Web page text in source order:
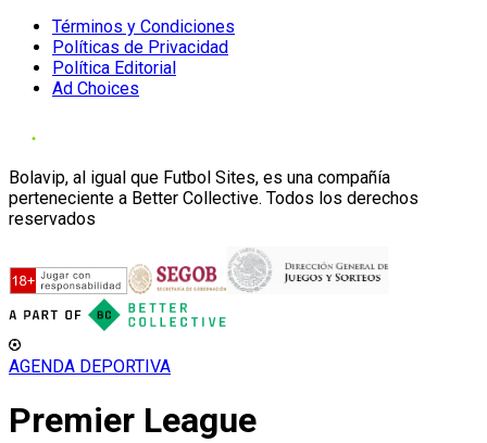
Términos y Condiciones
Políticas de Privacidad
Política Editorial
Ad Choices
Bolavip, al igual que Futbol Sites, es una compañía
perteneciente a Better Collective. Todos los derechos
reservados
AGENDA DEPORTIVA
Premier League